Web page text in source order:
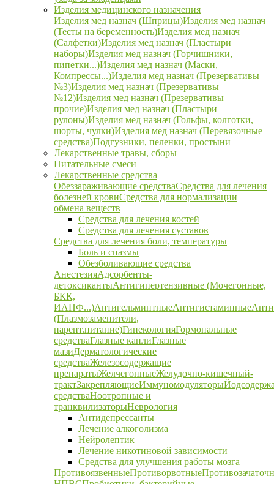
Изделия медицинского назначения
Изделия мед назнач (Шприцы)Изделия мед назнач
(Тесты на беременность)Изделия мед назнач
(Салфетки)Изделия мед назнач (Пластыри
наборы)Изделия мед назнач (Горчишники,
пипетки...)Изделия мед назнач (Маски,
Компрессы...)Изделия мед назнач (Презервативы
№3)Изделия мед назнач (Презервативы
№12)Изделия мед назнач (Презервативы
прочие)Изделия мед назнач (Пластыри
рулоны)Изделия мед назнач (Гольфы, колготки,
шорты, чулки)Изделия мед назнач (Перевязочные
средства)Подгузники, пеленки, простыни
Лекарственные травы, сборы
Питательные смеси
Лекарственные средства
Обеззараживающие средстваСредства для лечения
болезней кровиСредства для нормализации
обмена веществ
Средства для лечения костей
Средства для лечения суставов
Средства для лечения боли, температуры
Боль и спазмы
Обезболивающие средства
АнестезияАдсорбенты-
детоксикантыАнтигипертензивные (Мочегонные,
БКК,
ИАПФ...)АнтигельминтныеАнтигистаминные
(Плазмозаменители,
парент.питание)ГинекологияГормональные
средстваГлазные каплиГлазные
мазиДерматологические
средстваЖелезосодержащие
препаратыЖелчегонныеЖелудочно-кишечный-
трактЗакрепляющиеИммуномодуляторы
средстваНоотропные и
транквилизаторыНеврология
Антидепрессанты
Лечение алкоголизма
Нейролептик
Лечение никотиновой зависимости
Средства для улучшения работы мозга
ПротивоязвенныеПротиворвотные